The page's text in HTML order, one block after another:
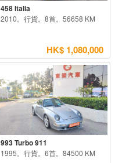
458 Italia
2010。行貨。8首。56658 KM
HK$ 1,080,000
993 Turbo 911
1995。行貨。6首。84500 KM